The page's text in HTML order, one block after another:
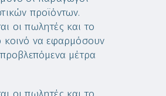
προϊόντων.
οι πωλητές και το
κοινό να εφαρμόσουν
μέτρα